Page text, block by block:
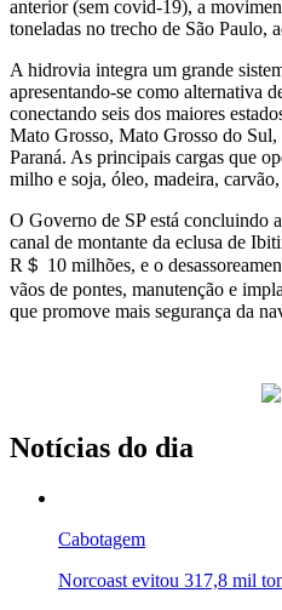
anterior (sem covid-19), a
toneladas no trecho de São Paulo,
A hidrovia integra um grande
apresentando-se como alternativa
conectando seis dos maiores
Mato Grosso, Mato Grosso do
Paraná. As principais cargas que
milho e soja, óleo, madeira,
O Governo de SP está concluindo
canal de montante da eclusa de
R＄ 10 milhões, e o
vãos de pontes, manutenção e
que promove mais segurança da
Notícias do dia
Cabotagem
Norcoast evitou 317,8 mil